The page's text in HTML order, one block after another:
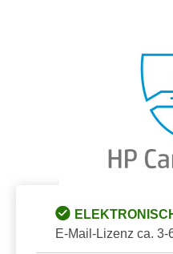
E-Mail-Lizenz ca.